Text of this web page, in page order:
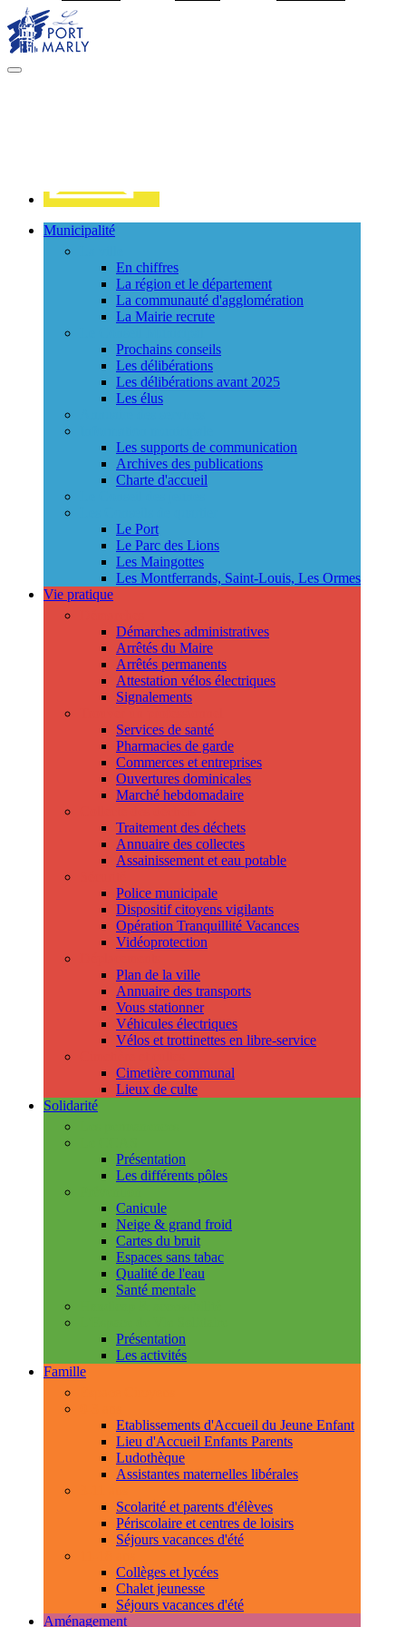
MENU
Municipalité
En chiffres
La région et le département
La communauté d'agglomération
La Mairie recrute
Prochains conseils
Les délibérations
Les délibérations avant 2025
Les élus
Les supports de communication
Archives des publications
Charte d'accueil
Le Port
Le Parc des Lions
Les Maingottes
Les Montferrands, Saint-Louis, Les Ormes
Vie pratique
Démarches administratives
Arrêtés du Maire
Arrêtés permanents
Attestation vélos électriques
Signalements
Services de santé
Pharmacies de garde
Commerces et entreprises
Ouvertures dominicales
Marché hebdomadaire
Traitement des déchets
Annuaire des collectes
Assainissement et eau potable
Police municipale
Dispositif citoyens vigilants
Opération Tranquillité Vacances
Vidéoprotection
Plan de la ville
Annuaire des transports
Vous stationner
Véhicules électriques
Vélos et trottinettes en libre-service
Cimetière communal
Lieux de culte
Solidarité
Présentation
Les différents pôles
Canicule
Neige & grand froid
Cartes du bruit
Espaces sans tabac
Qualité de l'eau
Santé mentale
Présentation
Les activités
Famille
Etablissements d'Accueil du Jeune Enfant
Lieu d'Accueil Enfants Parents
Ludothèque
Assistantes maternelles libérales
Scolarité et parents d'élèves
Périscolaire et centres de loisirs
Séjours vacances d'été
Collèges et lycées
Chalet jeunesse
Séjours vacances d'été
Aménagement